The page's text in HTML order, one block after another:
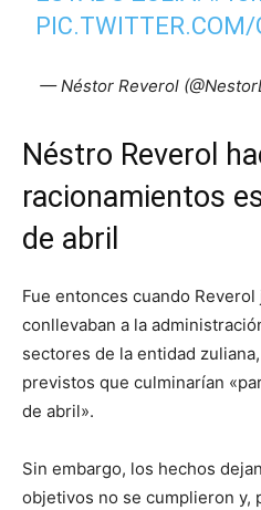
PIC.TWITTER.COM/
— Néstor Reverol
Néstro Reverol
racionamientos
de abril
Fue entonces cuando
conllevaban a la
sectores de la entidad
previstos que culminarían
de abril».
Sin embargo, los hechos
objetivos no se cumplieron y,